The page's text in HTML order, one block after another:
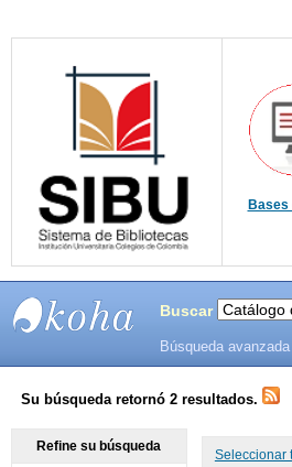
Bases
SISTEMAS
DE
Buscar
Búsqueda avanzada
Su búsqueda retornó 2 resultados.
Seleccionar
Refine su búsqueda